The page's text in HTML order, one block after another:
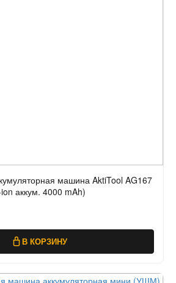
машина AktiTool AG167
аккум. 4000 mAh)
В КОРЗИНУ